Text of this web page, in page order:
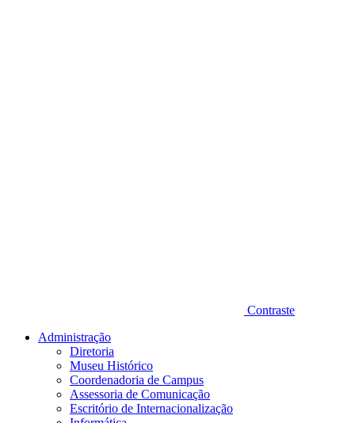
Contraste
Administração
Diretoria
Museu Histórico
Coordenadoria de Campus
Assessoria de Comunicação
Escritório de Internacionalização